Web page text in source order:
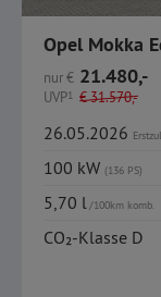
Opel Mokka
nur€ 21.480,-
UVP1 €31.570,-
26.05.2026 Erstzul.
100 kW (136 PS)
5,70 l/100km komb.
CO₂-Klasse D